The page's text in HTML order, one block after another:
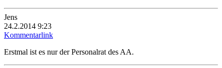
Jens
24.2.2014 9:23
Kommentarlink
Erstmal ist es nur der Personalrat des AA.